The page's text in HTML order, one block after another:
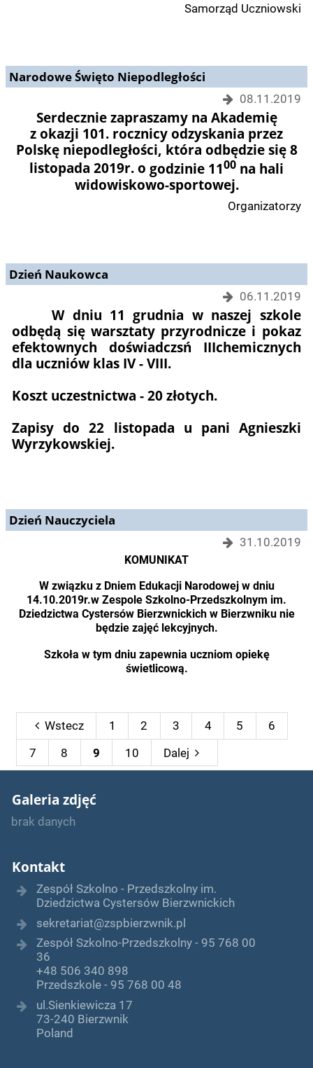
Samorząd Uczniowski
Narodowe Święto Niepodległości
08.11.2019
Serdecznie zapraszamy na Akademię
z okazji 101. rocznicy odzyskania przez
Polskę niepodległości, która odbędzie się 8
listopada 2019r. o godzinie 1100 na hali
widowiskowo-sportowej.
Organizatorzy
Dzień Naukowca
06.11.2019
W dniu 11 grudnia w naszej szkole
odbędą się warsztaty przyrodnicze i pokaz
efektownych doświadczsń IIIchemicznych
dla uczniów klas IV - VIII.
Koszt uczestnictwa - 20 złotych.
Zapisy do22 listopada u pani Agnieszki
Wyrzykowskiej.
Dzień Nauczyciela
31.10.2019
KOMUNIKAT
W związku z Dniem Edukacji Narodowej w dniu
14.10.2019r.w Zespole Szkolno-Przedszkolnym im.
Dziedzictwa Cystersów Bierzwnickich w Bierzwniku nie
będzie zajęć lekcyjnych.
Szkoła w tym dniu zapewnia uczniom opiekę
świetlicową.
Wstecz 1 2 3 4 5
6
7
8 9 10 Dalej
Galeria zdjęć
brak danych
Kontakt
Zespół Szkolno - Przedszkolny im.
Dziedzictwa Cystersów Bierzwnickich
sekretariat@zspbierzwnik.pl
Zespół Szkolno-Przedszkolny - 95 768 00
36
+48 506 340 898
Przedszkole - 95 768 00 48
ul.Sienkiewicza 17
73-240 Bierzwnik
Poland